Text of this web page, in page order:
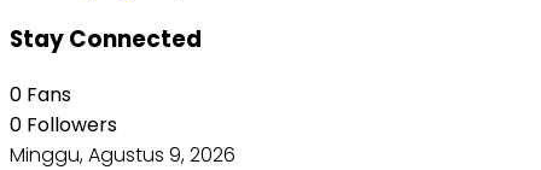
Stay Connected
0 Fans
0 Followers
Minggu, Agustus 9, 2026